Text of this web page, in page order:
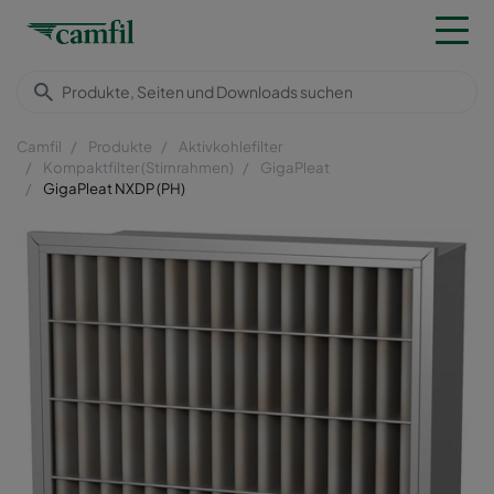
Camfil Produkte
Aktivkohlefilter
Kompaktfilter (Stirnrahmen)
GigaPleat
GigaPleat NXDP (PH)